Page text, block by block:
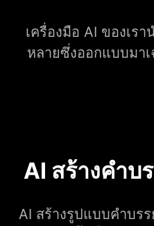
เครื่องมือ AI ของเร
หลายซึ่งออกแบบมา
AI สร้างคำบ
AI สร้างรูปแบบคำบร